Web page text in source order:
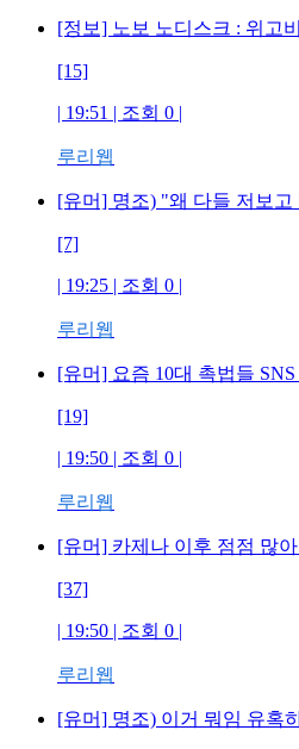
[정보] 노보 노디스크 : 위고
[15]
| 19:51 | 조회 0 |
루리웹
[유머] 명조) "왜 다들 저보
[7]
| 19:25 | 조회 0 |
루리웹
[유머] 요즘 10대 촉법들
[19]
| 19:50 | 조회 0 |
루리웹
[유머] 카제나 이후 점점 많
[37]
| 19:50 | 조회 0 |
루리웹
[유머] 명조) 이거 뭐임 유혹